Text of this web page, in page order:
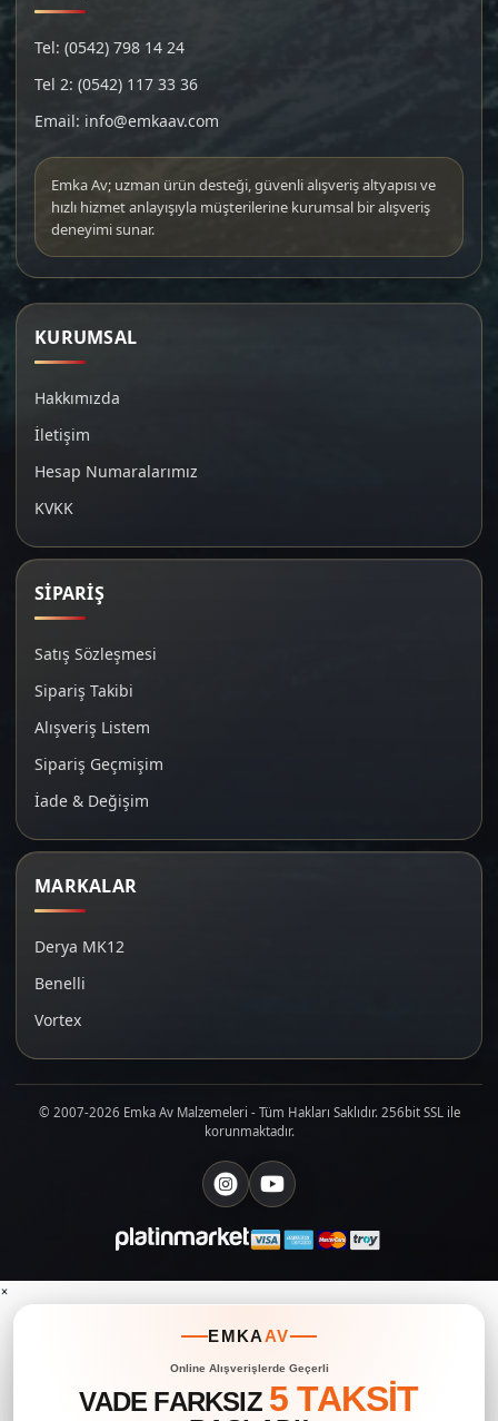
Tel: (0542) 798 14 24
Tel 2: (0542) 117 33 36
Email: info@emkaav.com
Emka Av; uzman ürün desteği, güvenli alışveriş altyapısı ve
hızlı hizmet anlayışıyla müşterilerine kurumsal bir alışveriş
deneyimi sunar.
KURUMSAL
Hakkımızda
İletişim
Hesap Numaralarımız
KVKK
SİPARİŞ
Satış Sözleşmesi
Sipariş Takibi
Alışveriş Listem
Sipariş Geçmişim
İade & Değişim
MARKALAR
Derya MK12
Benelli
Vortex
© 2007-2026 Emka Av Malzemeleri - Tüm Hakları Saklıdır. 256bit SSL ile
korunmaktadır.
×
EMKAAV
Online Alışverişlerde Geçerli
VADE FARKSIZ 5 TAKSİT